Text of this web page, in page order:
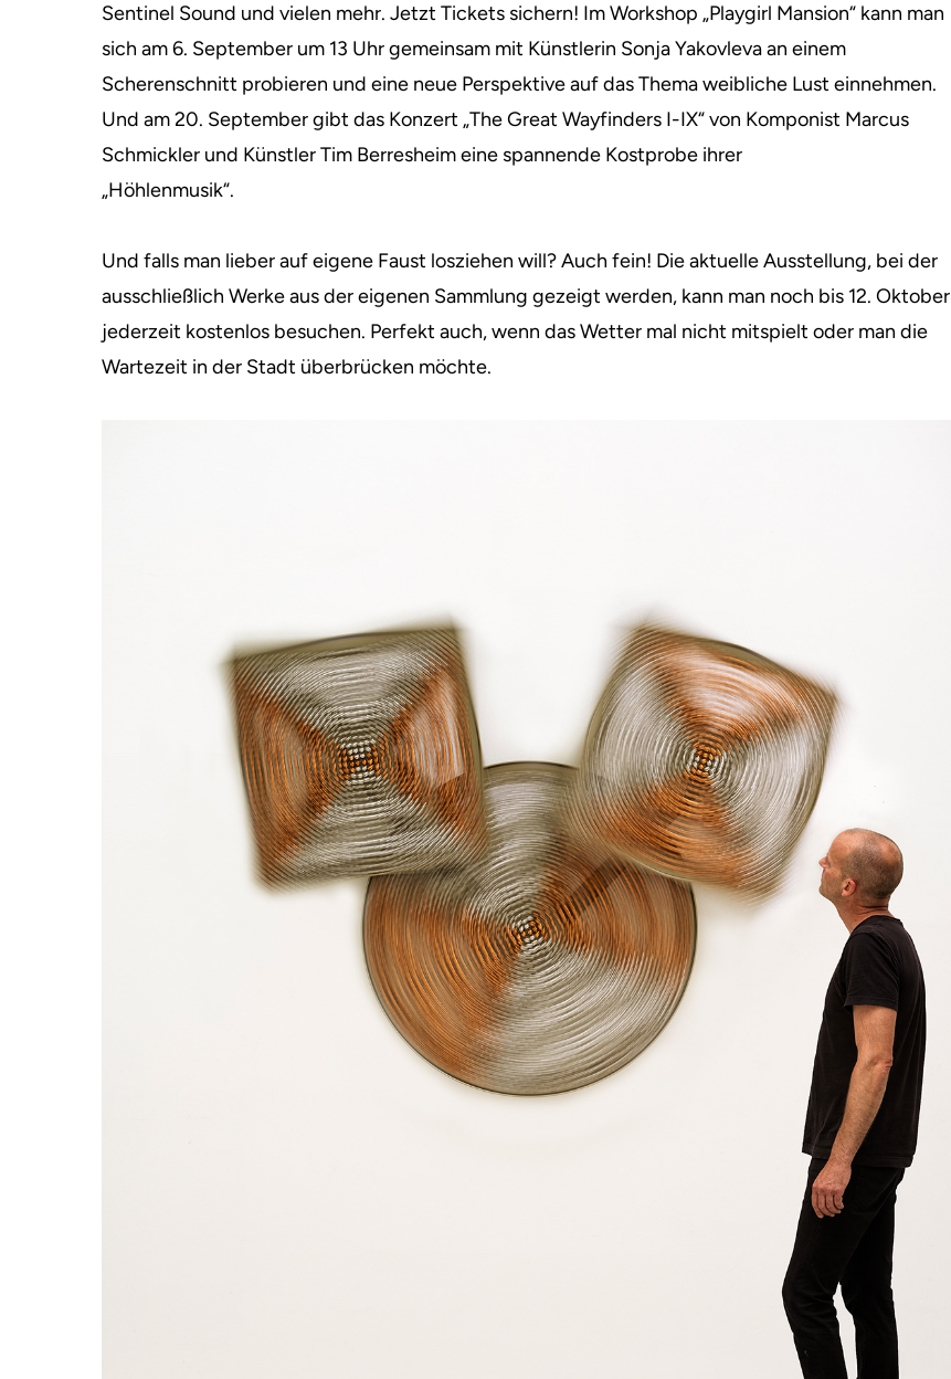
Sentinel Sound und vielen mehr. Jetzt Tickets sichern! Im Workshop „Playgirl Mansion“ kann man
sich am 6. September um 13 Uhr gemeinsam mit Künstlerin Sonja Yakovleva an einem
Scherenschnitt probieren und eine neue Perspektive auf das Thema weibliche Lust einnehmen.
Und am 20. September gibt das Konzert „The Great Wayfinders I-IX“ von Komponist Marcus
Schmickler und Künstler Tim Berresheim eine spannende Kostprobe ihrer
„Höhlenmusik“.
Und falls man lieber auf eigene Faust losziehen will? Auch fein! Die aktuelle Ausstellung, bei der
ausschließlich Werke aus der eigenen Sammlung gezeigt werden, kann man noch bis 12. Oktober
jederzeit kostenlos besuchen. Perfekt auch, wenn das Wetter mal nicht mitspielt oder man die
Wartezeit in der Stadt überbrücken möchte.